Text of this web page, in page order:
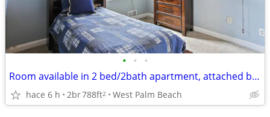
• • •
Room available in 2 bed/2bath apartment, attached bathroom
hace 6 h 2br788ft2 West Palm Beach